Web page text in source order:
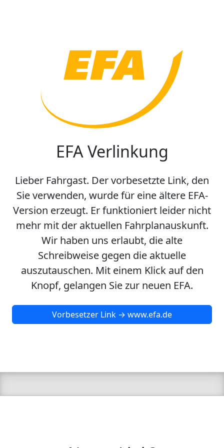
EFA Verlinkung
Lieber Fahrgast. Der vorbesetzte Link, den
Sie verwenden, wurde für eine ältere EFA-
Version erzeugt. Er funktioniert leider nicht
mehr mit der aktuellen Fahrplanauskunft.
Wir haben uns erlaubt, die alte
Schreibweise gegen die aktuelle
auszutauschen. Mit einem Klick auf den
Knopf, gelangen Sie zur neuen EFA.
Vorbesetzer Link → www.efa.de